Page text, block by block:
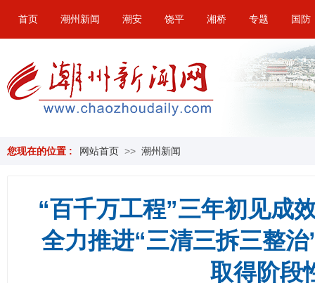
首页 潮州新闻 潮安 饶平 湘桥 专题 国防
您现在的位置 : 网站首页 >> 潮州新闻
​“百千万工程”三年初见成
全力推进“三清三拆三整
取得阶段